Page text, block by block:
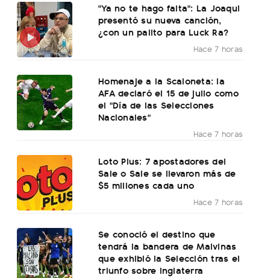
"Ya no te hago falta": La Joaqui
presentó su nueva canción,
¿con un palito para Luck Ra?
Hace 7 horas
Homenaje a la Scaloneta: la
AFA declaró el 15 de julio como
el "Día de las Selecciones
Nacionales"
Hace 7 horas
Loto Plus: 7 apostadores del
Sale o Sale se llevaron más de
$5 millones cada uno
Hace 7 horas
Se conoció el destino que
tendrá la bandera de Malvinas
que exhibió la Selección tras el
triunfo sobre Inglaterra